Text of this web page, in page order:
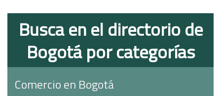
Busca en el directorio de
Bogotá por categorías
Comercio en Bogotá